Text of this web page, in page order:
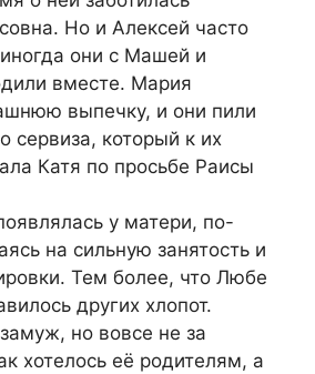
Но и Алексей часто
они с Машей и
вместе. Мария
выпечку, и они пили
сервиза, который к их
Катя по просьбе Раисы
у матери, по-
на сильную занятость и
Тем более, что Любе
других хлопот.
но вовсе не за
хотелось её родителям, а